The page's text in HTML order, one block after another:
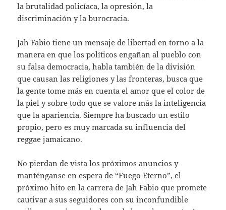
la brutalidad policíaca, la opresión, la
discriminación y la burocracia.
Jah Fabio tiene un mensaje de libertad en torno a la
manera en que los políticos engañan al pueblo con
su falsa democracia, habla también de la división
que causan las religiones y las fronteras, busca que
la gente tome más en cuenta el amor que el color de
la piel y sobre todo que se valore más la inteligencia
que la apariencia. Siempre ha buscado un estilo
propio, pero es muy marcada su influencia del
reggae jamaicano.
No pierdan de vista los próximos anuncios y
manténganse en espera de “Fuego Eterno”, el
próximo hito en la carrera de Jah Fabio que promete
cautivar a sus seguidores con su inconfundible